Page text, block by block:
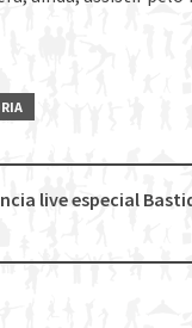
live especial